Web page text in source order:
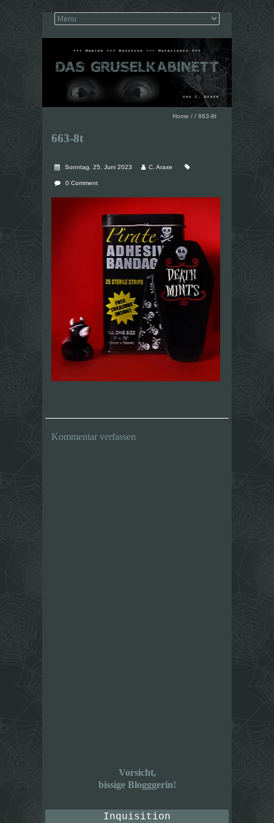
Home / / 663-8t
663-8t
Sonntag, 25. Juni 2023 C. Araxe
0 Comment
Kommentar verfassen
Vorsicht,
bissige Blogggerin!
Inquisition